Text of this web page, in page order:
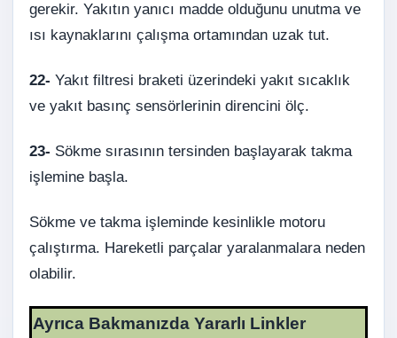
gerekir. Yakıtın yanıcı madde olduğunu unutma ve
ısı kaynaklarını çalışma ortamından uzak tut.
22- Yakıt filtresi braketi üzerindeki yakıt sıcaklık
ve yakıt basınç sensörlerinin direncini ölç.
23- Sökme sırasının tersinden başlayarak takma
işlemine başla.
Sökme ve takma işleminde kesinlikle motoru
çalıştırma. Hareketli parçalar yaralanmalara neden
olabilir.
Ayrıca Bakmanızda Yararlı Linkler